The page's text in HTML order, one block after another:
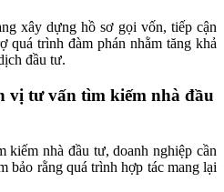
xây dựng hồ sơ gọi vốn, tiếp cận
quá trình đàm phán nhằm tăng khả
đầu tư.
vị tư vấn tìm kiếm nhà đầu
nhà đầu tư, doanh nghiệp cần
bảo rằng quá trình hợp tác mang lại